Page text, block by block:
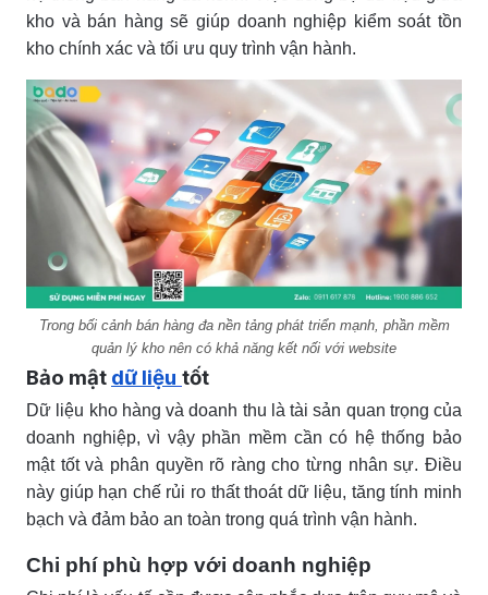
kho và bán hàng sẽ giúp doanh nghiệp kiểm soát tồn
kho chính xác và tối ưu quy trình vận hành.
Trong bối cảnh bán hàng đa nền tảng phát triển mạnh, phần mềm
quản lý kho nên có khả năng kết nối với website
Bảo mật dữ liệu tốt
Dữ liệu kho hàng và doanh thu là tài sản quan trọng của
doanh nghiệp, vì vậy phần mềm cần có hệ thống bảo
mật tốt và phân quyền rõ ràng cho từng nhân sự. Điều
này giúp hạn chế rủi ro thất thoát dữ liệu, tăng tính minh
bạch và đảm bảo an toàn trong quá trình vận hành.
Chi phí phù hợp với doanh nghiệp